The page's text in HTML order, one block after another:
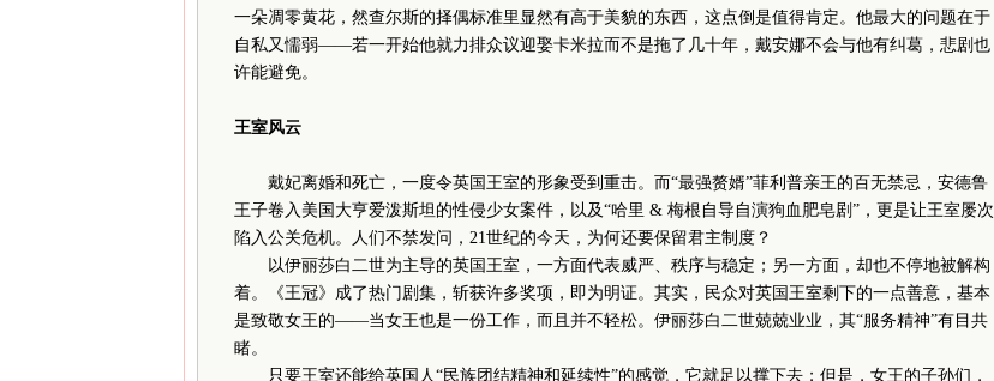
一朵凋零黄花，然查尔斯的择偶标准里显然有高于美貌的东西，这点倒是值得肯定。他最大的问题在于
自私又懦弱——若一开始他就力排众议迎娶卡米拉而不是拖了几十年，戴安娜不会与他有纠葛，悲剧也
许能避免。
王室风云
戴妃离婚和死亡，一度令英国王室的形象受到重击。而“最强赘婿”菲利普亲王的百无禁忌，安德鲁
王子卷入美国大亨爱泼斯坦的性侵少女案件，以及“哈里 & 梅根自导自演狗血肥皂剧”，更是让王室屡次
陷入公关危机。人们不禁发问，21世纪的今天，为何还要保留君主制度？
以伊丽莎白二世为主导的英国王室，一方面代表威严、秩序与稳定；另一方面，却也不停地被解构
着。《王冠》成了热门剧集，斩获许多奖项，即为明证。其实，民众对英国王室剩下的一点善意，基本
是致敬女王的——当女王也是一份工作，而且并不轻松。伊丽莎白二世兢兢业业，其“服务精神”有目共
睹。
只要王室还能给英国人“民族团结精神和延续性”的感觉，它就足以撑下去；但是，女王的子孙们，